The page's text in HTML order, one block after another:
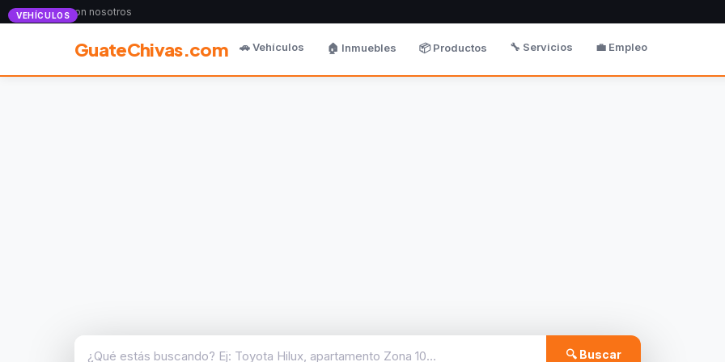
Anunciate con nosotros
GuateChivas.com 🚗 Vehículos 🏠 Inmuebles 📦 Productos 🔧 Servicios 💼 Empleo
🔍 Buscar
VEHÍCULOS